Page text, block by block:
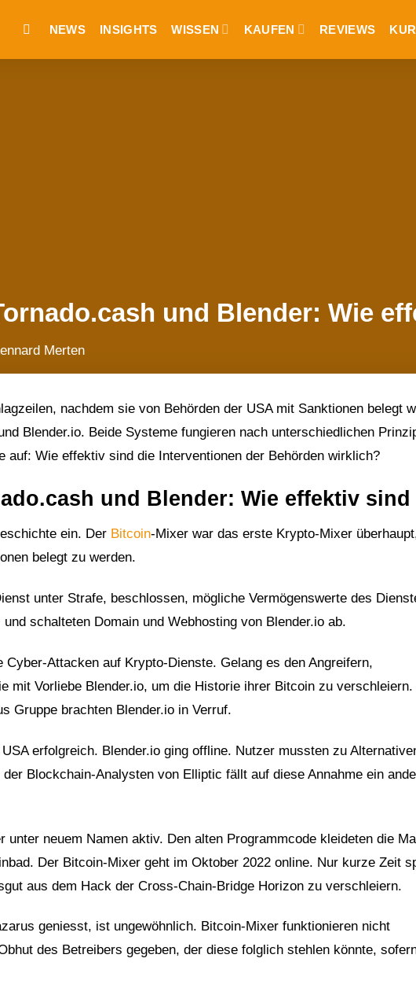
NEWS INSIGHTS WISSEN KAUFEN REVIEWS
und Blender: Wie
Merten
nachdem sie von Behörden der USA mit Sanktionen belegt
Blender.io. Beide Systeme fungieren nach unterschiedlichen
auf: Wie effektiv sind die Interventionen der Behörden wirklich?
und Blender: Wie effektiv sind
ein. Der Bitcoin-Mixer war das erste Krypto-Mixer
belegt zu werden.
unter Strafe, beschlossen, mögliche Vermögenswerte des
schalteten Domain und Webhosting von Blender.io ab.
Attacken auf Krypto-Dienste. Gelang es den Angreifern,
mit Vorliebe Blender.io, um die Historie ihrer Bitcoin zu verschleiern.
Gruppe brachten Blender.io in Verruf.
erfolgreich. Blender.io ging offline. Nutzer mussten zu
Blockchain-Analysten von Elliptic fällt auf diese Annahme ein
unter neuem Namen aktiv. Den alten Programmcode kleideten die
Der Bitcoin-Mixer geht im Oktober 2022 online. Nur kurze Zeit
aus dem Hack der Cross-Chain-Bridge Horizon zu verschleiern.
geniesst, ist ungewöhnlich. Bitcoin-Mixer funktionieren nicht
des Betreibers gegeben, der diese folglich stehlen könnte,